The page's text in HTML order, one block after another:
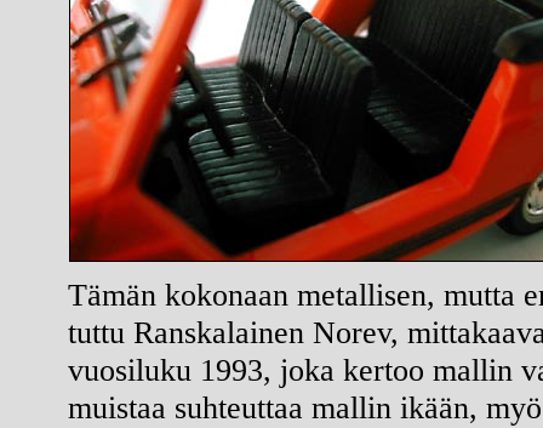
Tämän kokonaan metallisen, mutta
tuttu Ranskalainen Norev,
vuosiluku 1993, joka kertoo mallin
muistaa suhteuttaa mallin ikään,